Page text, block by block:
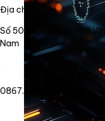
Địa chỉ
Số 50, Ngõ 34/56 Phố
Nam
0867.800.878